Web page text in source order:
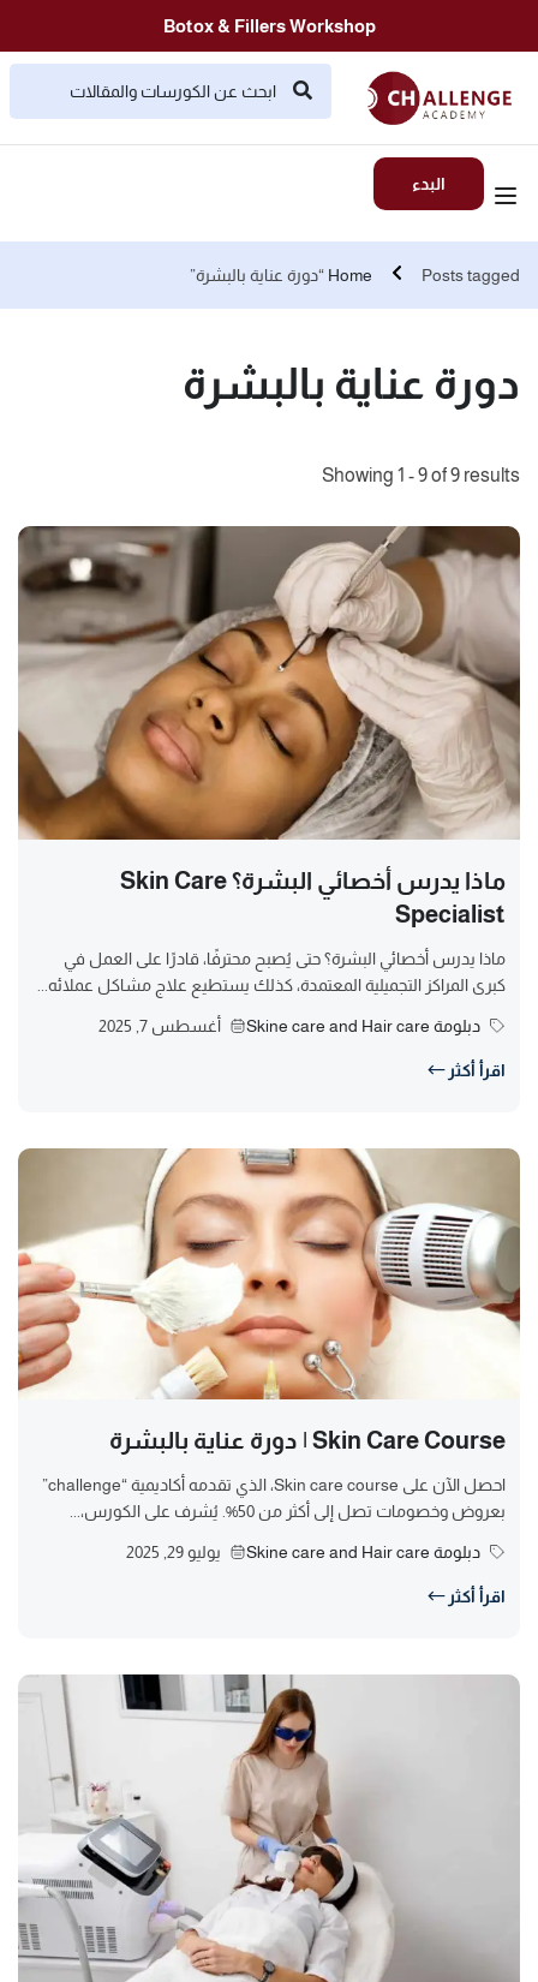
Botox & Fillers Workshop
البدء
Home Posts tagged “دورة عناية بالبشرة”
دورة عناية بالبشرة
Showing 1 - 9 of 9 results
ماذا يدرس أخصائي البشرة؟ Skin Care
Specialist
ماذا يدرس أخصائي البشرة؟ حتى يُصبح محترفًا، قادرًا على العمل في
كبرى المراكز التجميلية المعتمدة، كذلك يستطيع علاج مشاكل عملائه...
دبلومة Skine care and Hair care أغسطس 7, 2025
اقرأ أكثر
Skin Care Course | دورة عناية بالبشرة
احصل الآن على Skin care course، الذي تقدمه أكاديمية “challenge”
بعروض وخصومات تصل إلى أكثر من 50%. يُشرف على الكورس،...
دبلومة Skine care and Hair care يوليو 29, 2025
اقرأ أكثر